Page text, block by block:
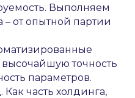
Выполняем
– от опытной партии
точность
параметров.
часть холдинга,